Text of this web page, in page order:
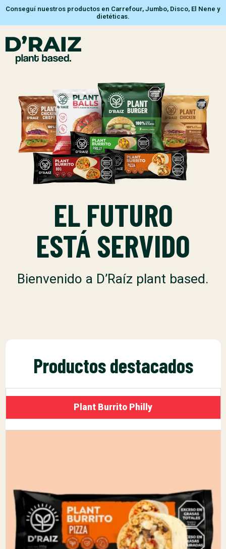
Conseguí nuestros productos en Carrefour, Jumbo, Disco, El Nene y
dietéticas.
EL FUTURO
ESTÁ SERVIDO
Bienvenido a D’Raíz plant based.
Productos destacados
Plant Burrito Philly